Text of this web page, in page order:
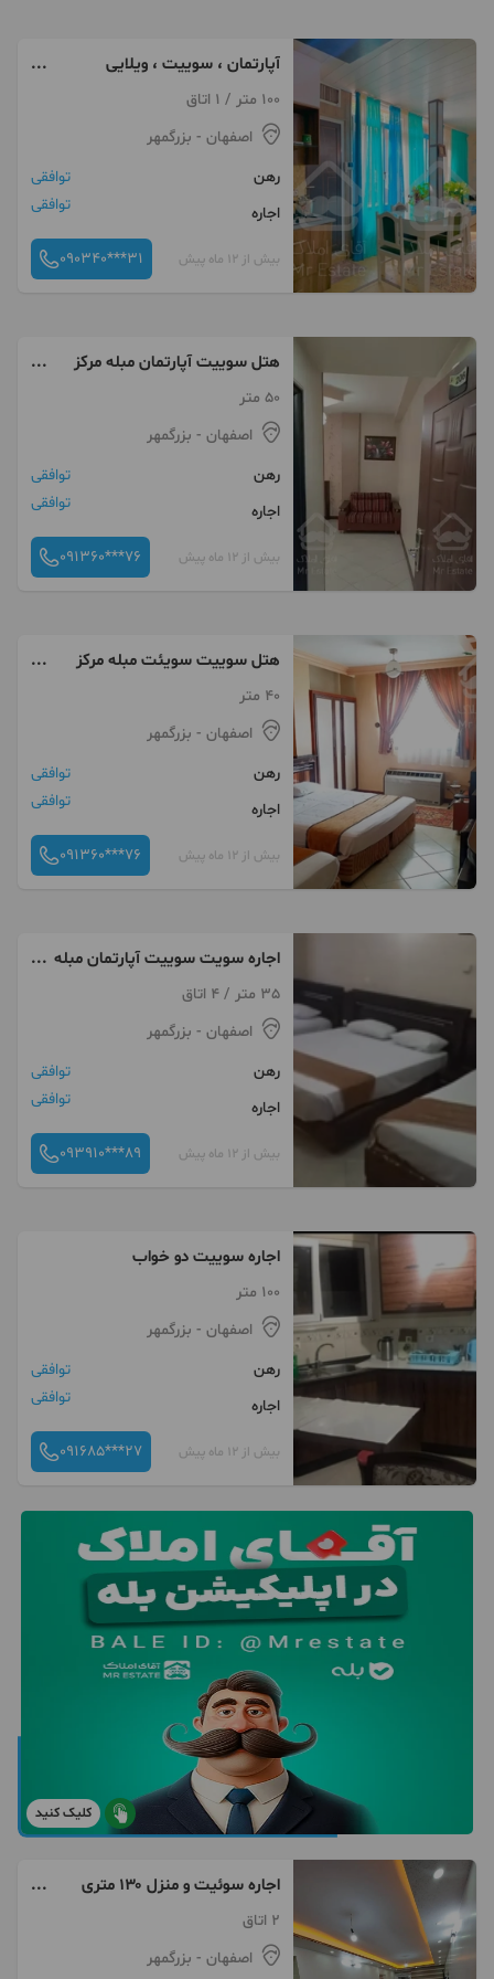
آپارتمان ، سوییت ، ویلایی
دربست100 متر / 1 اتاق
اصفهان - بزرگمهر
رهن
توافقی
اجاره
توافقی
بیش از 12 ماه پیش 090340***31
هتل سوییت آپارتمان مبله مرکز
شهر با تمام امکانات50 متر
اصفهان - بزرگمهر
رهن
توافقی
اجاره
توافقی
بیش از 12 ماه پیش 091360***76
هتل سوییت سویئت مبله مرکز
شهر
40 متر
اصفهان - بزرگمهر
رهن
توافقی
اجاره
توافقی
بیش از 12 ماه پیش 091360***76
اجاره سویت سوییت آپارتمان مبله
هتل مرکز شهر
35 متر / 4 اتاق
اصفهان - بزرگمهر
رهن
توافقی
اجاره
توافقی
بیش از 12 ماه پیش 093910***89
اجاره سوییت دو خواب
100 متر
اصفهان - بزرگمهر
رهن
توافقی
اجاره
توافقی
بیش از 12 ماه پیش 091685***27
کلیک کنید
اجاره‌ سوئیت و منزل ۱۳۰ متری
گردشگری مرکز شهر
2 اتاق
اصفهان - بزرگمهر